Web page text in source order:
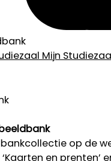
Mijn
op de
en prenten’